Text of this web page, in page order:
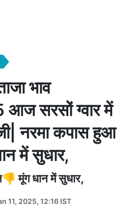
भाव
सरसों ग्वार में
नरमा कपास हुआ
में सुधार,
मूंग धान में सुधार,
11, 2025, 12:16 IST